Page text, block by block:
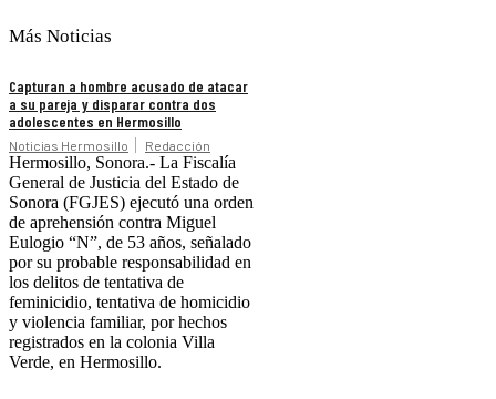
Más Noticias
Capturan a hombre acusado de atacar
a su pareja y disparar contra dos
adolescentes en Hermosillo
Noticias Hermosillo Redacción
Hermosillo, Sonora.- La Fiscalía
General de Justicia del Estado de
Sonora (FGJES) ejecutó una orden
de aprehensión contra Miguel
Eulogio “N”, de 53 años, señalado
por su probable responsabilidad en
los delitos de tentativa de
feminicidio, tentativa de homicidio
y violencia familiar, por hechos
registrados en la colonia Villa
Verde, en Hermosillo.